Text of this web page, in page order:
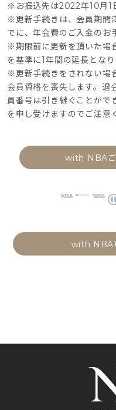
※お振込先は2022年10月1
※更新手続きは、会員期間
でに、年会費のご入金のお
※期限前に更新を頂いた場
を基準に1年間の延長となり
※更新手続きをされない場
会員資格を喪失します。退
員番号は引き継ぐことがで
を申し受けますのでご注意
with NBAご
with NBA